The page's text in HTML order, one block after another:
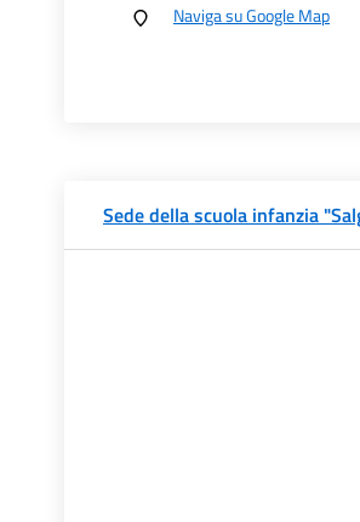
Naviga su Google Map
Sede della scuola infanzia